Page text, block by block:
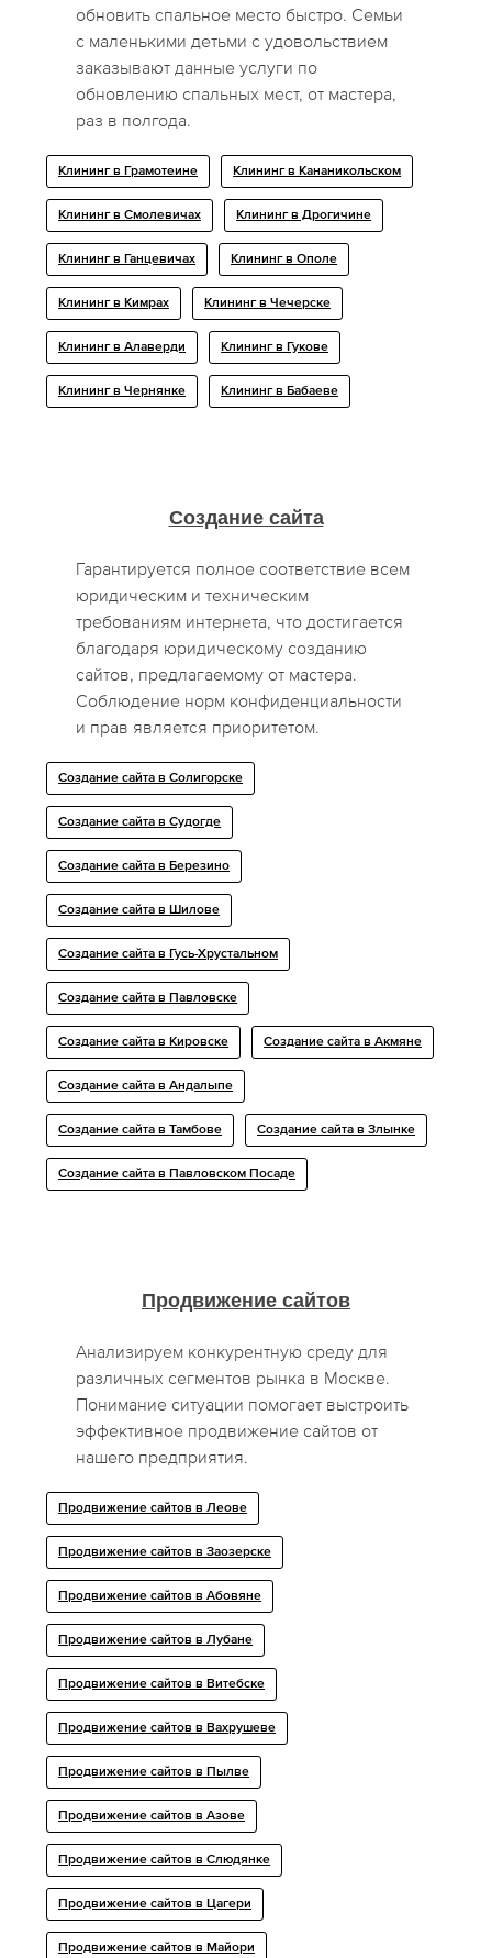
обновить спальное место быстро. Семьи
с маленькими детьми с удовольствием
заказывают данные услуги по
обновлению спальных мест, от мастера,
раз в полгода.
Клининг в Грамотеине Клининг в Кананикольском
Клининг в Смолевичах Клининг в Дрогичине
Клининг в Ганцевичах Клининг в Ополе
Клининг в Кимрах Клининг в Чечерске
Клининг в Алаверди Клининг в Гукове
Клининг в Чернянке Клининг в Бабаеве
Создание сайта
Гарантируется полное соответствие всем
юридическим и техническим
требованиям интернета, что достигается
благодаря юридическому созданию
сайтов, предлагаемому от мастера.
Соблюдение норм конфиденциальности
и прав является приоритетом.
Создание сайта в Солигорске
Создание сайта в Судогде
Создание сайта в Березино
Создание сайта в Шилове
Создание сайта в Гусь-Хрустальном
Создание сайта в Павловске
Создание сайта в Кировске Создание сайта в Акмяне
Создание сайта в Андалыпе
Создание сайта в Тамбове Создание сайта в Злынке
Создание сайта в Павловском Посаде
Продвижение сайтов
Анализируем конкурентную среду для
различных сегментов рынка в Москве.
Понимание ситуации помогает выстроить
эффективное продвижение сайтов от
нашего предприятия.
Продвижение сайтов в Леове
Продвижение сайтов в Заозерске
Продвижение сайтов в Абовяне
Продвижение сайтов в Лубане
Продвижение сайтов в Витебске
Продвижение сайтов в Вахрушеве
Продвижение сайтов в Пылве
Продвижение сайтов в Азове
Продвижение сайтов в Слюдянке
Продвижение сайтов в Цагери
Продвижение сайтов в Майори